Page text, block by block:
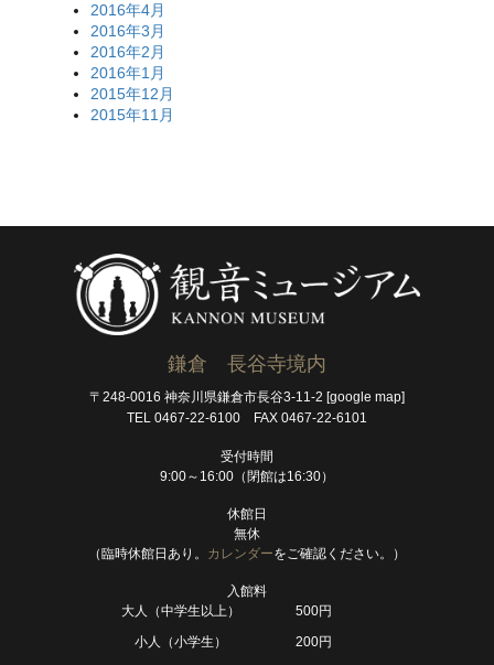
2016年4月
2016年3月
2016年2月
2016年1月
2015年12月
2015年11月
鎌倉 長谷寺境内
〒248-0016 神奈川県鎌倉市長谷3-11-2 [google map]
TEL 0467-22-6100 FAX 0467-22-6101
受付時間
9:00～16:00（閉館は16:30）
休館日
無休
（臨時休館日あり。 カレンダーをご確認ください。）
入館料
大人（中学生以上）
500円
小人（小学生）
200円